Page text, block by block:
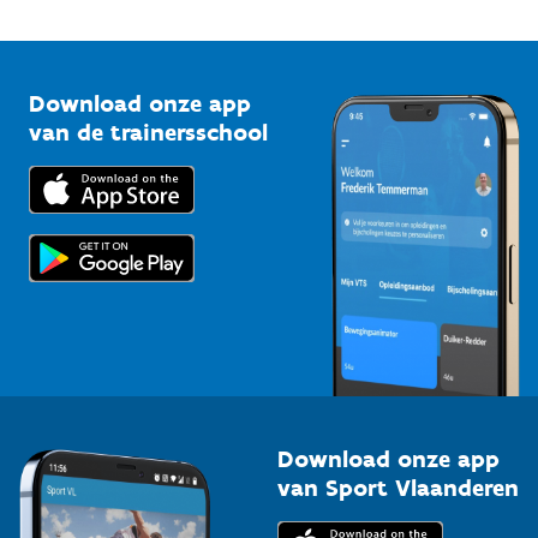
Bedrijven
Trainers en begeleiders
Topsporters
Vlaamse Trainersschool
Kennisplatform
Downloads
Voor de pers
Download onze app
van de trainersschool
Download onze app
van Sport Vlaanderen